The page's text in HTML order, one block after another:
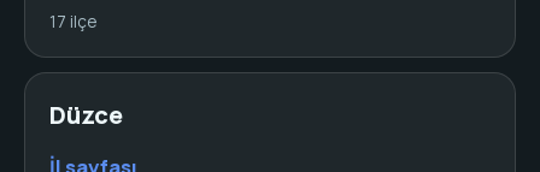
17 ilçe
Düzce